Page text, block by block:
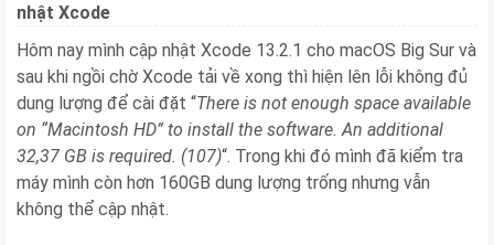
nhật Xcode
Hôm nay mình cập nhật Xcode 13.2.1 cho macOS Big Sur và
sau khi ngồi chờ Xcode tải về xong thì hiện lên lỗi không đủ
dung lượng để cài đặt “There is not enough space available
on “Macintosh HD” to install the software. An additional
32,37 GB is required. (107)“. Trong khi đó mình đã kiểm tra
máy mình còn hơn 160GB dung lượng trống nhưng vẫn
không thể cập nhật.